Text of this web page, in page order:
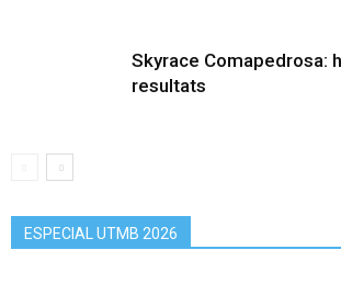
Skyrace Comapedrosa:
resultats
ESPECIAL UTMB 2026